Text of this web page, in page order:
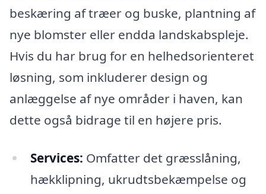
beskæring af træer og buske, plantning af
nye blomster eller endda landskabspleje.
Hvis du har brug for en helhedsorienteret
løsning, som inkluderer design og
anlæggelse af nye områder i haven, kan
dette også bidrage til en højere pris.
Services: Omfatter det græsslåning,
hækklipning, ukrudtsbekæmpelse og